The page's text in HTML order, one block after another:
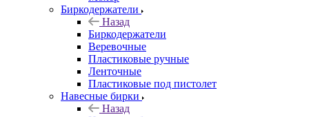
Биркодержатели
Назад
Биркодержатели
Веревочные
Пластиковые ручные
Ленточные
Пластиковые под пистолет
Навесные бирки
Назад